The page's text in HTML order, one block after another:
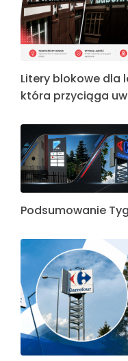
Litery blokowe dla
która przyciąga
Podsumowanie